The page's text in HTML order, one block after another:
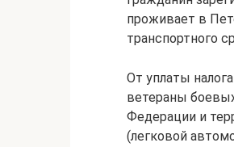
проживает в
транспортного
От уплаты
ветераны
Федерации и
(легковой